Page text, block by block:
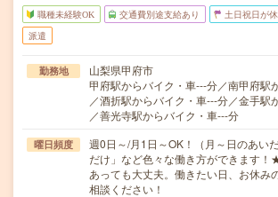
職種未経験OK 交通費別途支給あり 土日祝日が
派遣
勤務地
山梨県甲府市
甲府駅からバイク・車---分／南甲府駅
／酒折駅からバイク・車---分／金手駅
／善光寺駅からバイク・車---分
曜日頻度
週0日～/月1日～OK！（月～日のあい
だけ」など色々な働き方ができます
あっても大丈夫。働きたい日、お休み
相談ください！